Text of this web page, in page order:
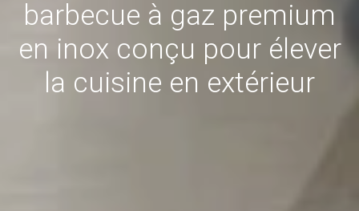
barbecue à gaz premium
en inox conçu pour élever
la cuisine en extérieur